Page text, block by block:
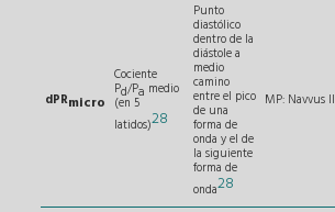
dPRmicro
Cociente
Pd/Pa medio
(en 5
latidos)28
Punto
diastólico
dentro de la
diástole a
medio
camino
entre el pico
de una
forma de
onda y el de
la siguiente
forma de
onda28
MP: Navvus II